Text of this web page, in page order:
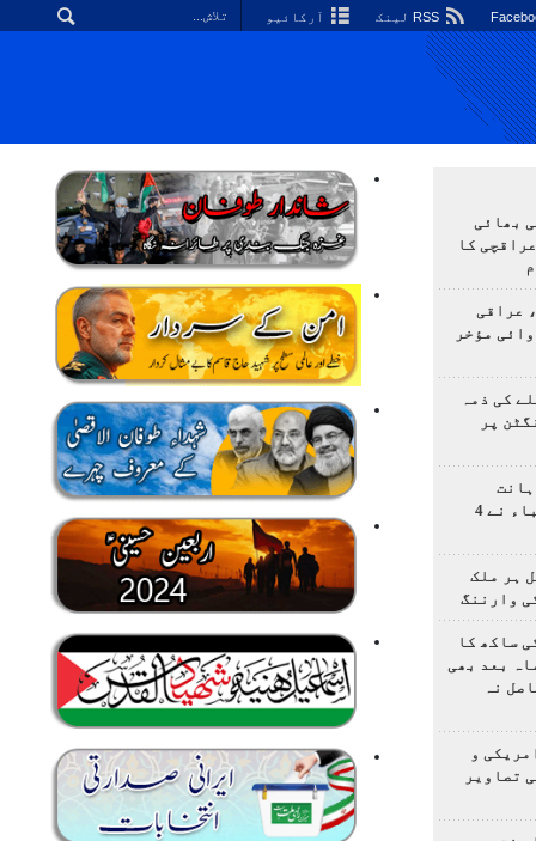
آرکائیو
بھائی
کا
عراقی
مؤخر
کی ذمہ
پر
اولمپیاڈ؛ ایرانی طلباء نے 4
ہر ملک
وارننگ
ساکھ کا
بعد بھی
نہ
و
تصاویر